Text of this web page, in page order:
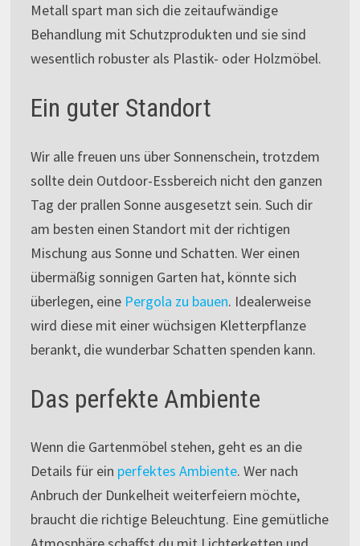
Metall spart man sich die zeitaufwändige
Behandlung mit Schutzprodukten und sie sind
wesentlich robuster als Plastik- oder Holzmöbel.
Ein guter Standort
Wir alle freuen uns über Sonnenschein, trotzdem
sollte dein Outdoor-Essbereich nicht den ganzen
Tag der prallen Sonne ausgesetzt sein. Such dir
am besten einen Standort mit der richtigen
Mischung aus Sonne und Schatten. Wer einen
übermäßig sonnigen Garten hat, könnte sich
überlegen, eine Pergola zu bauen. Idealerweise
wird diese mit einer wüchsigen Kletterpflanze
berankt, die wunderbar Schatten spenden kann.
Das perfekte Ambiente
Wenn die Gartenmöbel stehen, geht es an die
Details für ein perfektes Ambiente. Wer nach
Anbruch der Dunkelheit weiterfeiern möchte,
braucht die richtige Beleuchtung. Eine gemütliche